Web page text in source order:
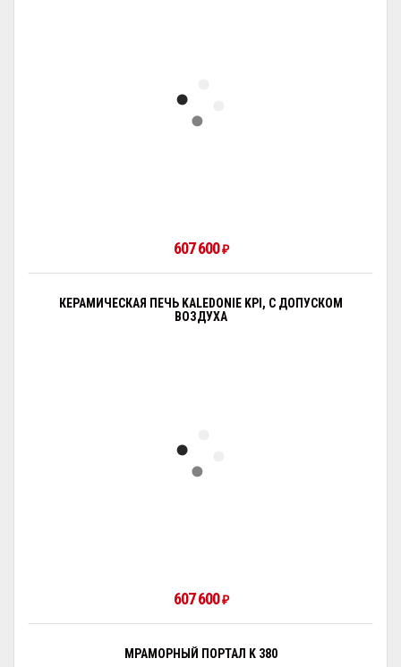
607 600₽
КЕРАМИЧЕСКАЯ ПЕЧЬ KALEDONIE KPI, С ДОПУСКОМ
ВОЗДУХА
607 600₽
МРАМОРНЫЙ ПОРТАЛ K 380